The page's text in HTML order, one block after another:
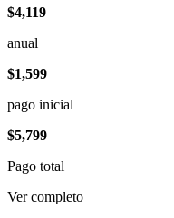
$4,119
anual
$1,599
pago inicial
$5,799
Pago total
Ver completo